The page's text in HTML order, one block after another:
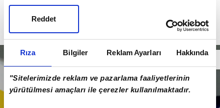
Rıza Bilgiler Reklam Ayarları Hakkında
"Sitelerimizde reklam ve pazarlama faaliyetlerinin
yürütülmesi amaçları ile çerezler kullanılmaktadır.
Reddet